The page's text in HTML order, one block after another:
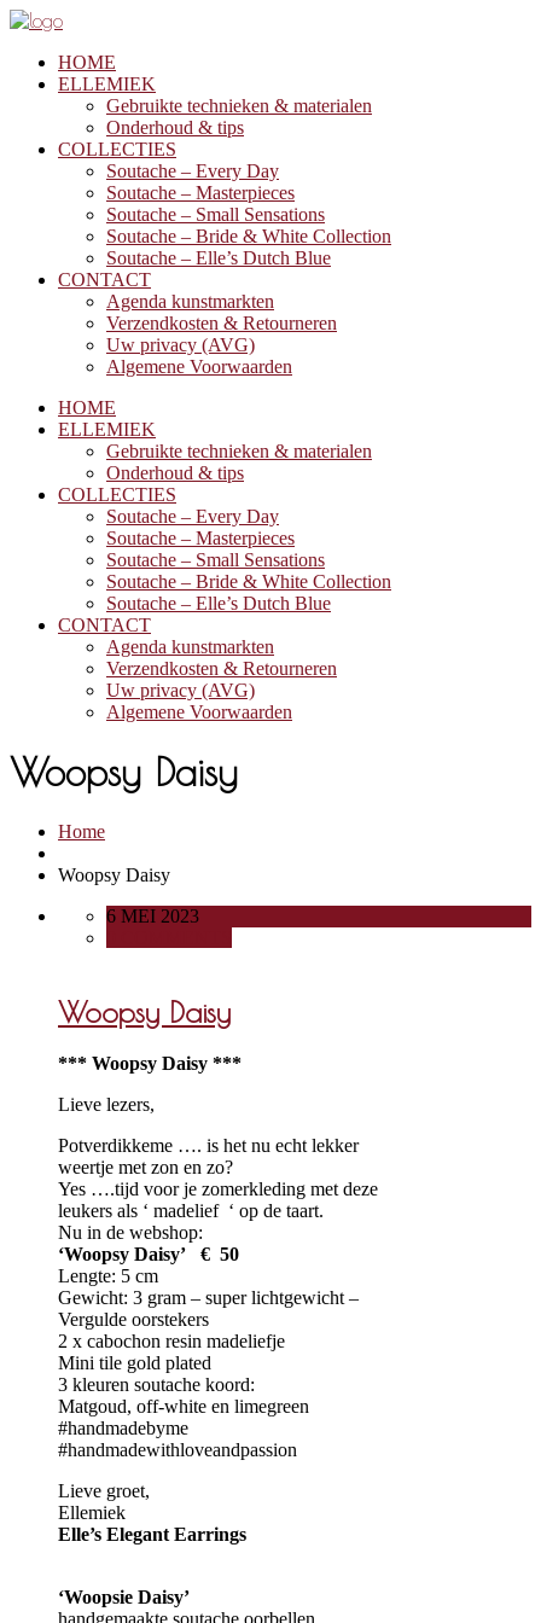
HOME
ELLEMIEK
Gebruikte technieken & materialen
Onderhoud & tips
COLLECTIES
Soutache – Every Day
Soutache – Masterpieces
Soutache – Small Sensations
Soutache – Bride & White Collection
Soutache – Elle’s Dutch Blue
CONTACT
Agenda kunstmarkten
Verzendkosten & Retourneren
Uw privacy (AVG)
Algemene Voorwaarden
HOME
ELLEMIEK
Gebruikte technieken & materialen
Onderhoud & tips
COLLECTIES
Soutache – Every Day
Soutache – Masterpieces
Soutache – Small Sensations
Soutache – Bride & White Collection
Soutache – Elle’s Dutch Blue
CONTACT
Agenda kunstmarkten
Verzendkosten & Retourneren
Uw privacy (AVG)
Algemene Voorwaarden
Woopsy Daisy
Home
Woopsy Daisy
6 MEI 2023
Woopsy Daisy
*** Woopsy Daisy ***
Lieve lezers,
Potverdikkeme …. is het nu echt lekker
weertje met zon en zo?
Yes ….tijd voor je zomerkleding met deze
leukers als ‘ madelief ‘ op de taart.
Nu in de webshop:
‘Woopsy Daisy’ € 50
Lengte: 5 cm
Gewicht: 3 gram – super lichtgewicht –
Vergulde oorstekers
2 x cabochon resin madeliefje
Mini tile gold plated
3 kleuren soutache koord:
Matgoud, off-white en limegreen
#handmadebyme
#handmadewithloveandpassion
Lieve groet,
Ellemiek
Elle’s Elegant Earrings
‘Woopsie Daisy’
handgemaakte soutache oorbellen